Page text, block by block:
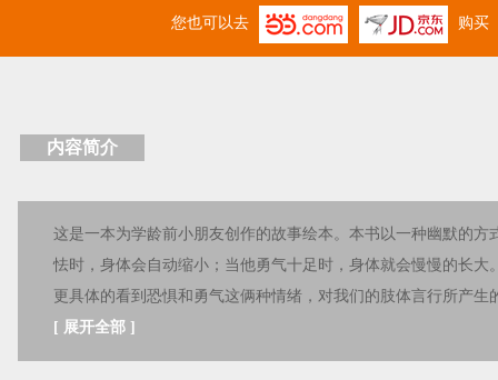
您也可以去 购买
内容简介
这是一本为学龄前小朋友创作的故事绘本。本书以一种幽默的
怯时，身体会自动缩小；当他勇气十足时，身体就会慢慢的长
更具体的看到恐惧和勇气这俩种情绪，对我们的肢体言行所产
[ 展开全部 ]